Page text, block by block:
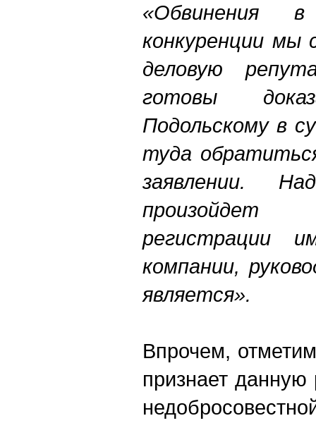
«Обвинения в
конкуренции мы
деловую
готовы
Подольскому в
туда
заявлении.
регистрации
компании,
является».
Впрочем,
признает